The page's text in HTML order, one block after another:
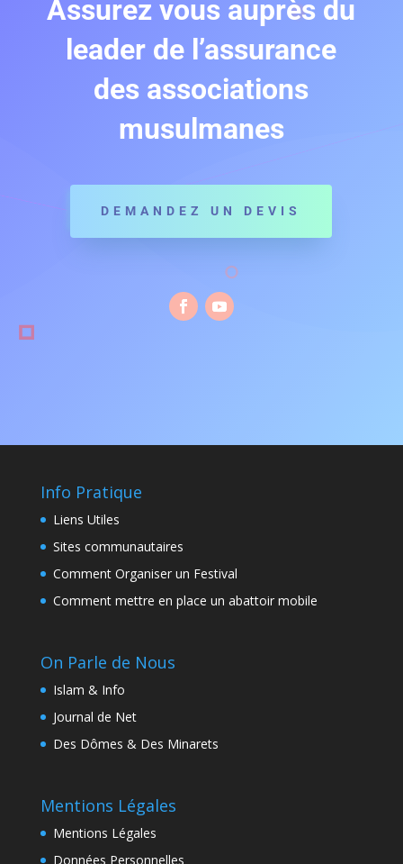
Assurez vous auprès du
leader de l’assurance
des associations
musulmanes
DEMANDEZ UN DEVIS
Info Pratique
Liens Utiles
Sites communautaires
Comment Organiser un Festival
Comment mettre en place un abattoir mobile
On Parle de Nous
Islam & Info
Journal de Net
Des Dômes & Des Minarets
Mentions Légales
Mentions Légales
Données Personnelles